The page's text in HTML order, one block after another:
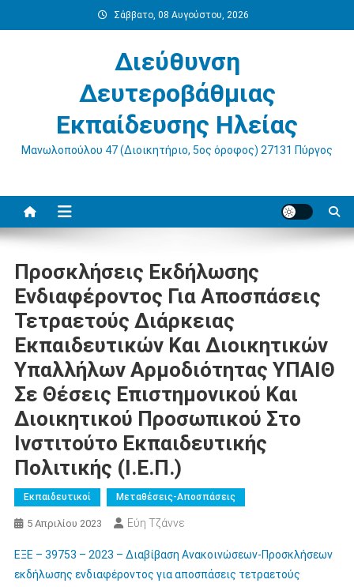
στο
Σάββατο, 08 Αυγούστου, 2026
Διεύθυνση
Δευτεροβάθμιας
Εκπαίδευσης Ηλείας
Μανωλοπούλου 47 (Διοικητήριο, 5ος όροφος) 27131 Πύργος
Προσκλήσεις Εκδήλωσης
Ενδιαφέροντος Για Αποσπάσεις
Τετραετούς Διάρκειας
Εκπαιδευτικών Και Διοικητικών
Υπαλλήλων Αρμοδιότητας ΥΠΑΙΘ
Σε Θέσεις Επιστημονικού Και
Διοικητικού Προσωπικού Στο
Ινστιτούτο Εκπαιδευτικής
Πολιτικής (Ι.Ε.Π.)
Εκπαιδευτικοί Μεταθέσεις-Αποσπάσεις
5 Απριλίου 2023 Εύη Τζάννε
ΕΞΕ – 39753 – 2023 – Διαβίβαση Ανακοινώσεων-Προσκλήσεων
εκδήλωσης ενδιαφέροντος για αποσπάσεις τετραετούς